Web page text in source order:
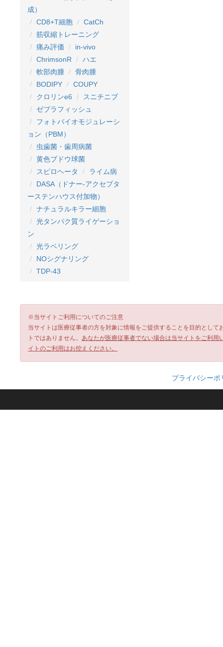
成）
CD8+T細胞
CatCh
筋収縮トレーニング
痛み評価
in-vivo
ChrimsonR
ハエ
軟部肉腫
骨肉腫
BODIPY
COUPY
クロリンe6
スニチニブ
ゼブラフィッシュ
フォトバイオモジュレーシ
ョン（PBM）
虫歯菌・歯周病菌
黄色ブドウ球菌
スピロヘータ
ライム病
DASA（ドナー-アクセプタ
ーステンハウス付加物）
ナチュラルキラー細胞
光タンパク質ライゲーショ
ン
光ラベリング
NOシグナリング
TDP-43
※当サイトご利用についてのご注意
当サイトは医療従事者の方を対象に情報をご提供することを目的とし
トではありません。 あなたが医療従事者でない場合は当サイトをご利
イトのご利用はお控えください。
プライバシーポ